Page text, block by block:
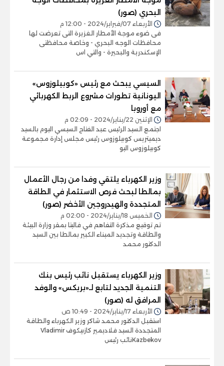
البحري (صور)
الأربعاء 07/فبراير/2024 - 12:00 م
فى ضوء موجة الأمطار الغزيرة التى تعرضت لها
محافظات الوجه البحري - وخاصة محافظتى
الإسكندرية والبحيرة - والتي اس
السيسي يبحث مع رئيس «كوبيلوزوس»
اليونانية تطورات مشروع الربط الكهربائي
مع أوروبا
الإثنين 22/يناير/2024 - 02:09 م
اجتمع السيد الرئيس عبد الفتاح السيسي اليوم بالسيد
ديميتريس كوبيلوزوس رئيس مجلس إدارة مجموعة
كوبيلوزوس اليو
وزير الكهرباء يلتقي وفدا من رجال الأعمال
بمالطا لبحث فرص الاستثمار في الطاقة
المتجددة والهيدروجين الأخضر (صور)
الخميس 18/يناير/2024 - 02:00 م
تم توقيع مذكرة التفاهم في فاليتا بمقر وزارة البيئة
والطاقة وتجديد الميناء الكبير بمالطا بين السيد
الدكتور محمد
وزير الكهرباء يستقبل نائب رئيس بنك
التنمية الجديد لتابع لـ«بريكس» والوفد
المرافق له (صور)
الأربعاء 17/يناير/2024 - 10:49 ص
استقبل الدكتور محمد شاكر وزير الكهرباء والطاقة
المتجددة السيد فلاديمير كازبيكوف Vladimir
Kazbekovنائب رئيس